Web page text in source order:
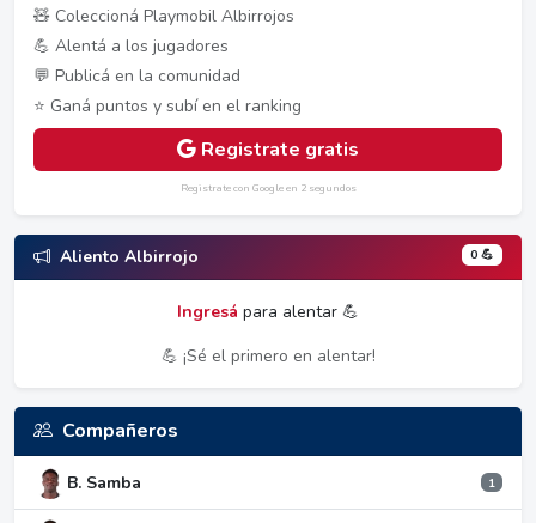
🧸 Coleccioná Playmobil Albirrojos
💪 Alentá a los jugadores
💬 Publicá en la comunidad
⭐ Ganá puntos y subí en el ranking
Registrate gratis
Registrate con Google en 2 segundos
Aliento Albirrojo 0 💪
Ingresá para alentar 💪
💪 ¡Sé el primero en alentar!
Compañeros
B. Samba 1